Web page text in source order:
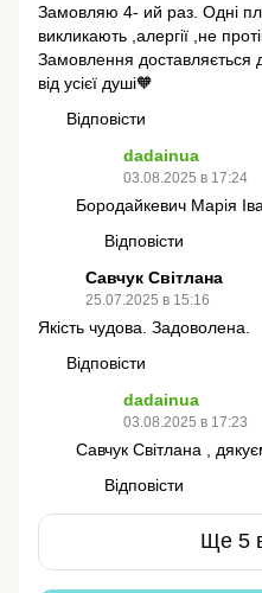
Замовляю 4- ий раз. Одні
викликають ,алергії ,не
Замовлення доставляється
від усієї душі🧡
Відповісти
dadainua
03.08.2025 в 17:24
Бородайкевич Марія
Відповісти
Савчук Світлана
25.07.2025 в 15:16
Якість чудова. Задоволена.
Відповісти
dadainua
03.08.2025 в 17:23
Савчук Світлана ,
Відповісти
Ще 5